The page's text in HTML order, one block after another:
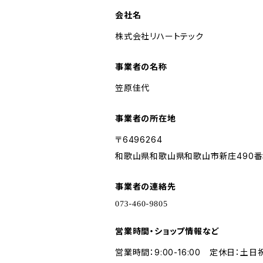
会社名
株式会社リハートテック
事業者の名称
笠原佳代
事業者の所在地
〒6496264
和歌山県和歌山県和歌山市新庄490
事業者の連絡先
営業時間・ショップ情報など
営業時間：9:00-16:00 定休日：土日